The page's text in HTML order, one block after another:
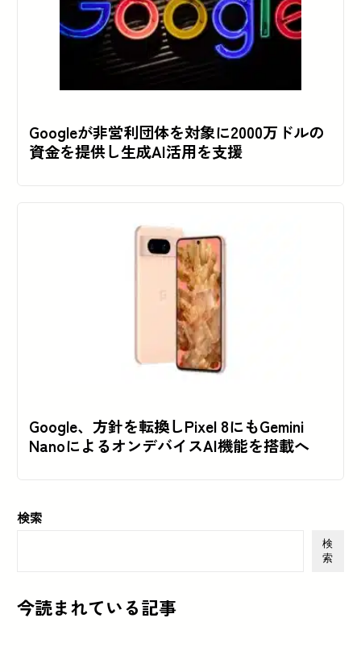
Googleが非営利団体を対象に2000万ドルの
資金を提供し生成AI活用を支援
Google、方針を転換しPixel 8にもGemini
NanoによるオンデバイスAI機能を搭載へ
検索
検
索
今読まれている記事